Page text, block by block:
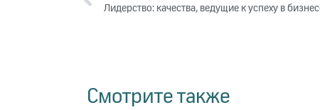
Лидерство: качества, ведущие к успеху в
Смотрите также